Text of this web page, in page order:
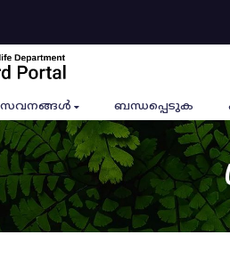
ബന്ധപ്പെടുക